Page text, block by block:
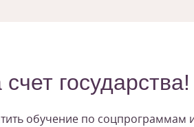
государства!
обучение по соцпрограммам